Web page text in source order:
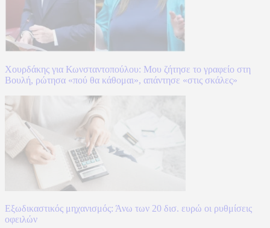
Χουρδάκης για Κωνσταντοπούλου: Μου ζήτησε το γραφείο στη
Βουλή, ρώτησα «πού θα κάθομαι», απάντησε «στις σκάλες»
Εξωδικαστικός μηχανισμός: Άνω των 20 δισ. ευρώ οι ρυθμίσεις
οφειλών